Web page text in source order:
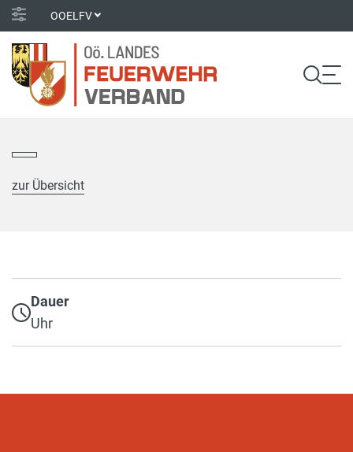
OOELFV
zur Übersicht
Dauer
Uhr